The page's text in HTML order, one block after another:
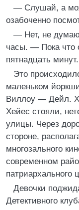
— Слушай, а
озабоченно
— Нет, не
часы. — Пока что
пятнадцать минут.
Это
маленьком
Виллоу — Дейл.
Хейес стояли,
улицы. Через
стороне,
многозального
современном
патриархального
Девочки
Детективного